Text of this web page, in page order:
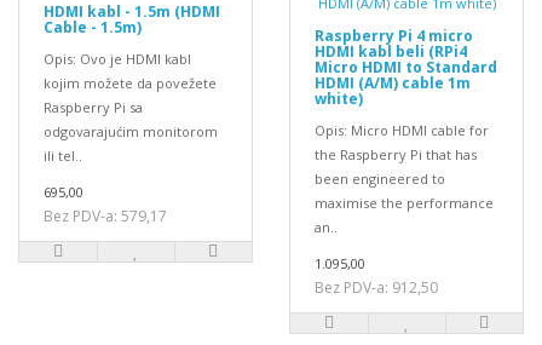
HDMI kabl - 1.5m (HDMI
Cable - 1.5m)
Opis: Ovo je HDMI kabl
kojim možete da povežete
Raspberry Pi sa
odgovarajućim monitorom
ili tel..
695,00
Bez PDV-a: 579,17
Raspberry Pi 4 micro
HDMI kabl beli (RPi4
Micro HDMI to Standard
HDMI (A/M) cable 1m
white)
Opis: Micro HDMI cable for
the Raspberry Pi that has
been engineered to
maximise the performance
an..
1.095,00
Bez PDV-a: 912,50